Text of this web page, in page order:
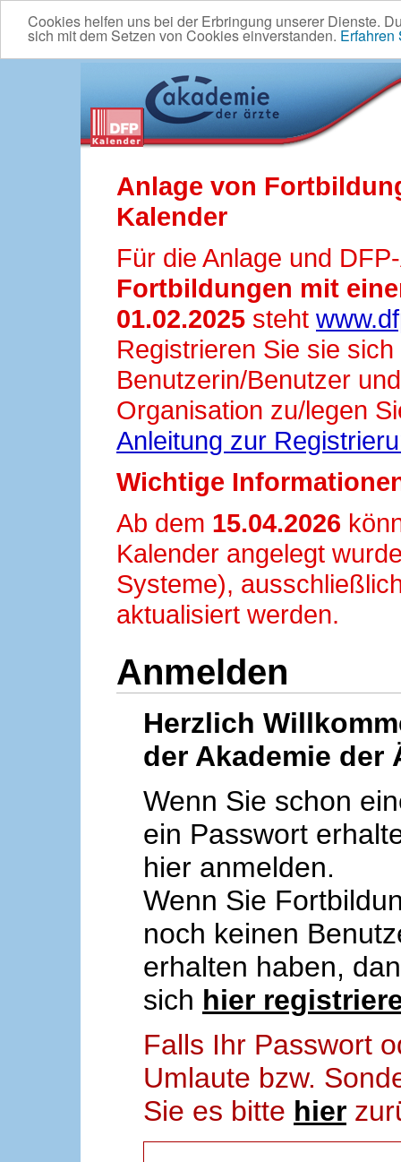
Cookies helfen uns bei der Erbringung unserer Dienste.
sich mit dem Setzen von Cookies einverstanden. Erfahren
Anlage von
Kalender
Für die Anlage und
Fortbildungen mit
01.02.2025 steht
Registrieren Sie sie
Benutzerin/Benutzer
Organisation zu/legen
Anleitung zur
Wichtige
Ab dem 15.04.2026
Kalender angelegt
Systeme),
aktualisiert werden.
Anmelden
Herzlich
der Akademie der
Wenn Sie schon
ein Passwort
hier anmelden.
Wenn Sie
noch keinen
erhalten haben,
sich hier
Falls Ihr Passwort
Umlaute bzw.
Sie es bitte hier